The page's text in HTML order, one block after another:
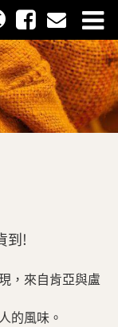
到!
，來自肯亞與盧
的風味。